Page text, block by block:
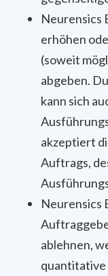
Neurensics
erhöhen
(soweit
abgeben.
kann sich
akzeptiert
Auftrags,
Neurensics
ablehnen,
quantitative